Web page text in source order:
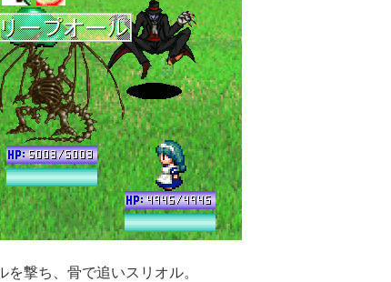
撃ち、骨で追いスリオル。